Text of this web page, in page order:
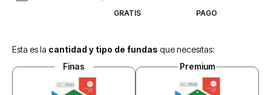
GRATIS PAGO
Esta es la cantidad y tipo de fundas que necesitas:
Finas
Premium